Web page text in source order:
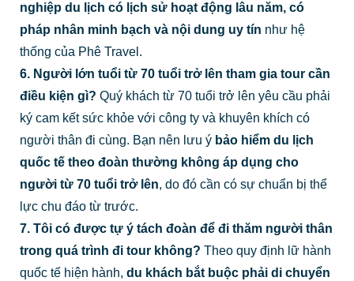
nghiệp du lịch có lịch sử hoạt động lâu năm, có
pháp nhân minh bạch và nội dung uy tín như hệ
thống của Phê Travel.
6. Người lớn tuổi từ 70 tuổi trở lên tham gia tour cần
điều kiện gì? Quý khách từ 70 tuổi trở lên yêu cầu phải
ký cam kết sức khỏe với công ty và khuyên khích có
người thân đi cùng. Bạn nên lưu ý bảo hiểm du lịch
quốc tế theo đoàn thường không áp dụng cho
người từ 70 tuổi trở lên, do đó cần có sự chuẩn bị thể
lực chu đáo từ trước.
7. Tôi có được tự ý tách đoàn để đi thăm người thân
trong quá trình đi tour không? Theo quy định lữ hành
quốc tế hiện hành, du khách bắt buộc phải di chuyển